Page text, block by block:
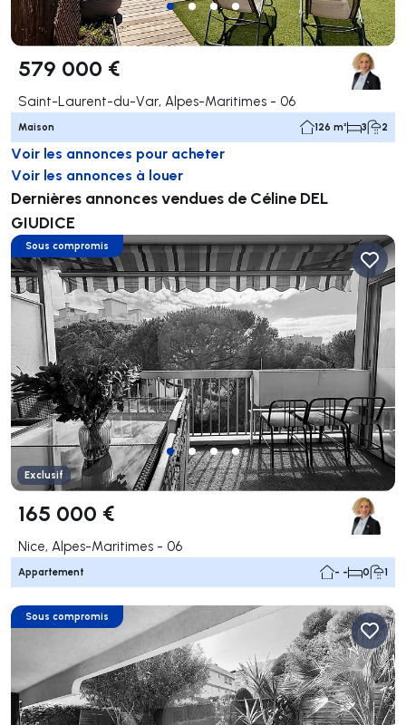
579 000 €
Saint-Laurent-du-Var, Alpes-Maritimes - 06
Maison 126 m² 3 2
Voir les annonces pour acheter
Voir les annonces à louer
Dernières annonces vendues de Céline DEL
GIUDICE
Sous compromis
Exclusif
165 000 €
Nice, Alpes-Maritimes - 06
Appartement - - 0 1
Sous compromis